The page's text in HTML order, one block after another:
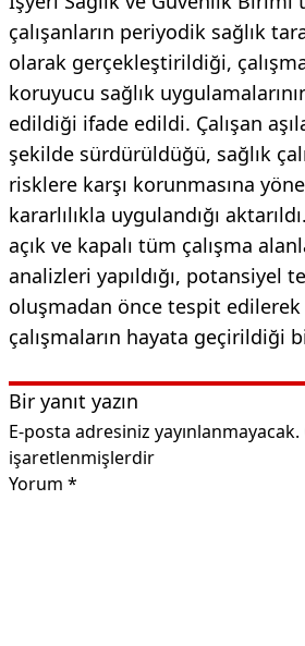
çalışanların periyodik sağlık
olarak gerçekleştirildiği,
koruyucu sağlık
edildiği ifade edildi. Çalışan
şekilde sürdürüldüğü, sağlık
risklere karşı korunmasına
kararlılıkla uygulandığı
açık ve kapalı tüm çalışma
analizleri yapıldığı, potansiyel
oluşmadan önce tespit
çalışmaların hayata geçirildiği
Bir yanıt yazın
E-posta adresiniz yayınlanmayacak.
işaretlenmişlerdir
Yorum *